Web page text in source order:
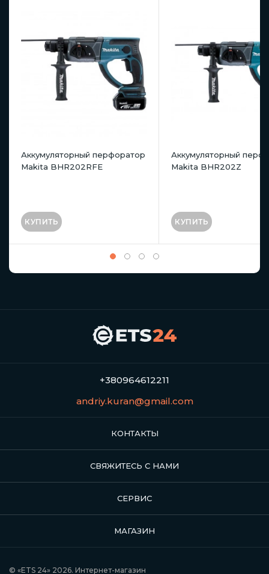
Аккумуляторный перфоратор
Makita BHR202RFE
КУПИТЬ
Аккумуляторный
Makita BHR202Z
КУПИТЬ
+380964612211
andriy.kuran@gmail.com
КОНТАКТЫ
СВЯЖИТЕСЬ С НАМИ
СЕРВИС
МАГАЗИН
© «ETS 24» 2026. Интернет-магазин